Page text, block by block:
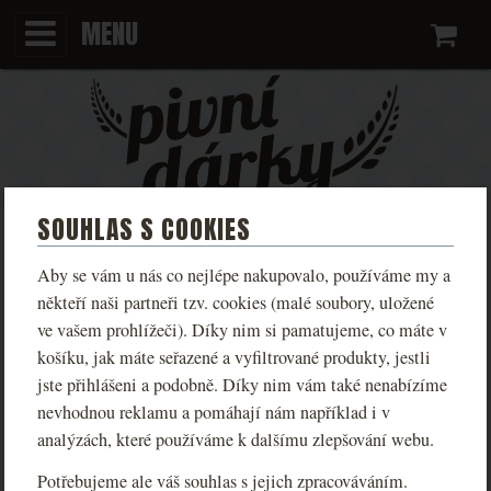
SOUHLAS S COOKIES
Aby se vám u nás co nejlépe nakupovalo, používáme my a
někteří naši partneři tzv. cookies (malé soubory, uložené
ve vašem prohlížeči). Díky nim si pamatujeme, co máte v
košíku, jak máte seřazené a vyfiltrované produkty, jestli
jste přihlášeni a podobně. Díky nim vám také nenabízíme
nevhodnou reklamu a pomáhají nám například i v
analýzách, které používáme k dalšímu zlepšování webu.
Potřebujeme ale váš souhlas s jejich zpracováváním.
MENU
KCD ULTIMÁTNÍ
SBĚRATELSKÁ EDICE – SADA 7
PIV
To nejlepší z KCD piv pohromadě. Kompletní
sběratelská edice pro ty, kteří chtějí ochutnat všechno.